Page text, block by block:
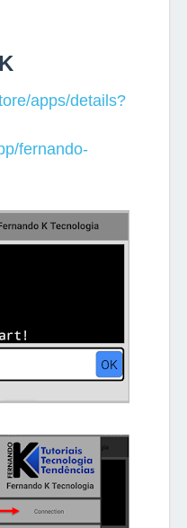
apps/details?
fernando-